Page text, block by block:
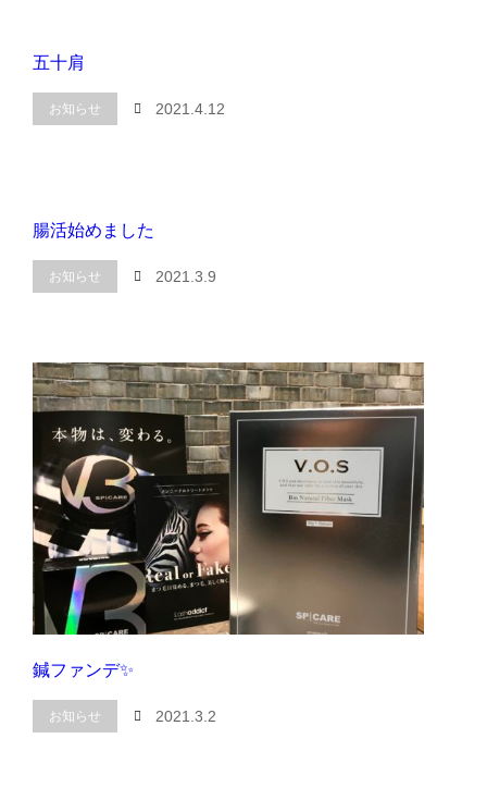
五十肩
お知らせ 2021.4.12
腸活始めました
お知らせ 2021.3.9
鍼ファンデ✨
お知らせ 2021.3.2